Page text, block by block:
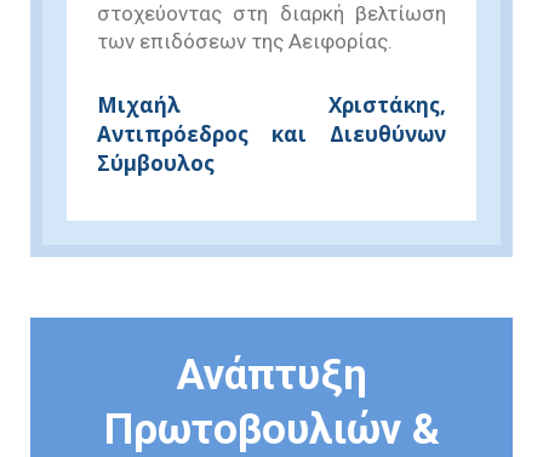
στοχεύοντας στη διαρκή βελτίωση
των επιδόσεων της Αειφορίας.
Μιχαήλ Χριστάκης,
Αντιπρόεδρος και Διευθύνων
Σύμβουλος
Ανάπτυξη
Πρωτοβουλιών &